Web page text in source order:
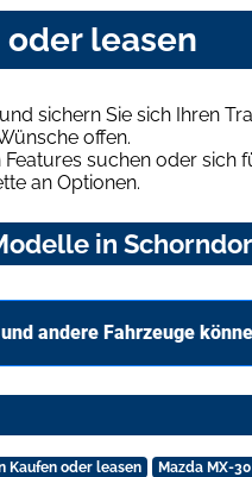
leasen
sichern Sie sich Ihren
offen.
suchen oder
an Optionen.
in
andere Fahrzeuge
Kaufen oder leasen Mazda MX-